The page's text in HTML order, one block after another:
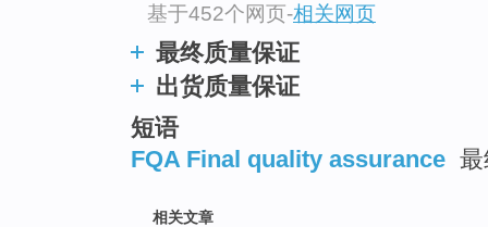
基于452个网页-相关网页
最终质量保证
出货质量保证
短语
FQA Final quality assurance
相关文章